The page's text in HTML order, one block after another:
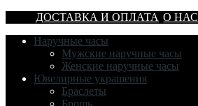
ДОСТАВКА И ОПЛАТА О НАС
Наручные часы
Мужские наручные часы
Женские наручные часы
Ювелирные украшения
Браслеты
Брошь